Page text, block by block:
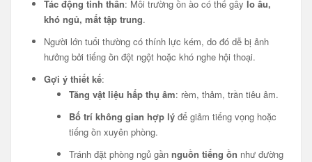
Tác động tinh thần: Môi trường ồn ào có thể gây lo âu,
khó ngủ, mất tập trung.
Người lớn tuổi thường có thính lực kém, do đó dễ bị ảnh
hưởng bởi tiếng ồn đột ngột hoặc khó nghe hội thoại.
Gợi ý thiết kế:
Tăng vật liệu hấp thụ âm: rèm, thảm, trần tiêu âm.
Bố trí không gian hợp lýđể giảm tiếng vọng hoặc
tiếng ồn xuyên phòng.
Tránh đặt phòng ngủ gần nguồn tiếng ồn như đường